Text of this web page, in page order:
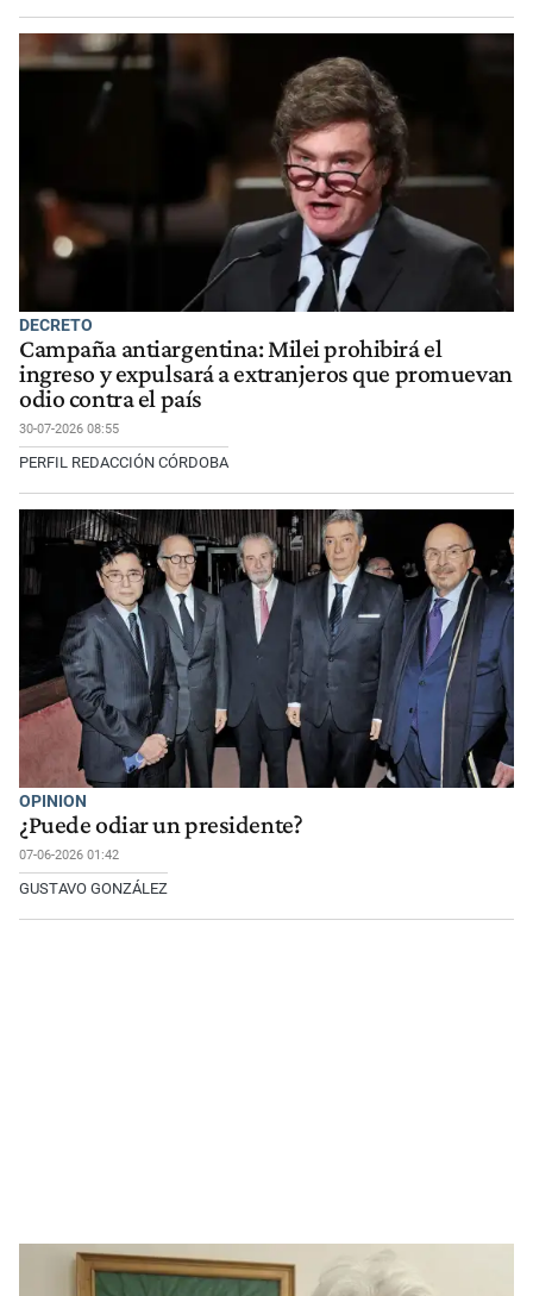
DECRETO
Campaña antiargentina: Milei prohibirá el
ingreso y expulsará a extranjeros que promuevan
odio contra el país
30-07-2026 08:55
PERFIL REDACCIÓN CÓRDOBA
OPINION
¿Puede odiar un presidente?
07-06-2026 01:42
GUSTAVO GONZÁLEZ